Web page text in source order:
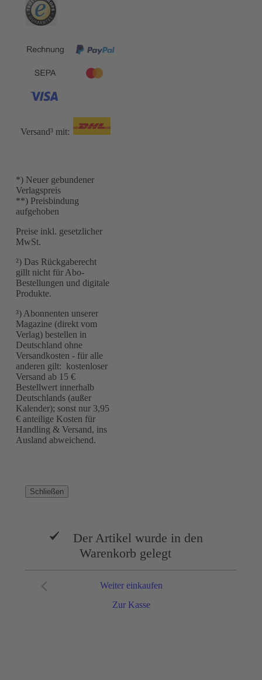
Versand³ mit:
*) Neuer gebundener
Verlagspreis
**) Preisbindung
aufgehoben
Preise inkl. gesetzlicher
MwSt.
²) Das Rückgaberecht
gillt nicht für Abo-
Bestellungen und digitale
Produkte.
³) Abonnenten unserer
Magazine (direkt vom
Verlag) bestellen in
Deutschland ohne
Versandkosten - für alle
anderen gilt: kostenloser
Versand ab 15 €
Bestellwert innerhalb
Deutschlands (außer
Kalender); sonst nur 3,95
€ anteilige Kosten für
Handling & Versand, ins
Ausland abweichend.
Schließen
Der Artikel wurde in den
Warenkorb gelegt
Zur Kasse
Weiter einkaufen